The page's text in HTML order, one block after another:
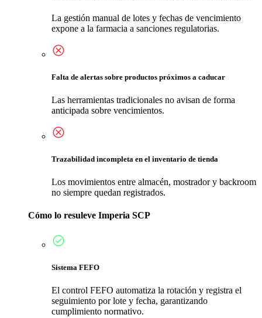
La gestión manual de lotes y fechas de vencimiento
expone a la farmacia a sanciones regulatorias.
Falta de alertas sobre productos próximos a caducar
Las herramientas tradicionales no avisan de forma
anticipada sobre vencimientos.
Trazabilidad incompleta en el inventario de tienda
Los movimientos entre almacén, mostrador y backroom
no siempre quedan registrados.
Cómo lo resuleve Imperia SCP
Sistema FEFO
El control FEFO automatiza la rotación y registra el
seguimiento por lote y fecha, garantizando
cumplimiento normativo.